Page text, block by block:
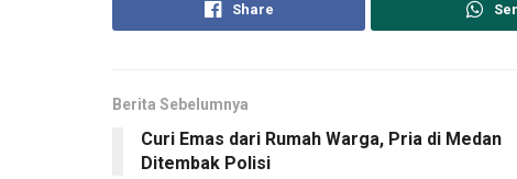
Share
Berita Sebelumnya
Curi Emas dari Rumah Warga, Pria di Medan
Ditembak Polisi